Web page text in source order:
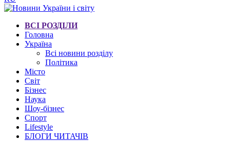
ВСІ РОЗДІЛИ
Головна
Україна
Всі новини розділу
Політика
Місто
Світ
Бізнес
Наука
Шоу-бізнес
Спорт
Lifestyle
БЛОГИ ЧИТАЧІВ